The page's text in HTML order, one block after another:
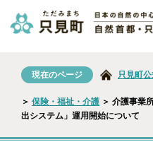
現在のページ 只見町
＞ 保険・福祉・介護 ＞ 介護事業
出システム」運用開始について